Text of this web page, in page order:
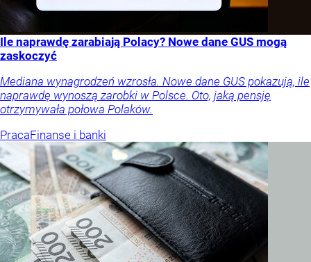
Ile naprawdę zarabiają Polacy? Nowe dane GUS mogą
zaskoczyć
Mediana wynagrodzeń wzrosła. Nowe dane GUS pokazują, ile
naprawdę wynoszą zarobki w Polsce. Oto, jaką pensję
otrzymywała połowa Polaków.
PracaFinanse i banki